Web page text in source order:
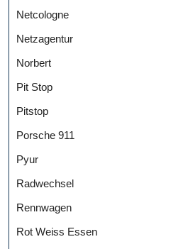
Netcologne
Netzagentur
Norbert
Pit Stop
Pitstop
Porsche 911
Pyur
Radwechsel
Rennwagen
Rot Weiss Essen